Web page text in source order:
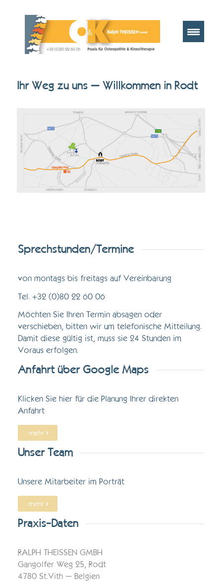
Ihr Weg zu uns – Willkommen in Rodt
Sprechstunden/Termine
von montags bis freitags auf Vereinbarung
Tel. +32 (0)80 22 60 06
Möchten Sie Ihren Termin absagen oder
verschieben, bitten wir um telefonische Mitteilung.
Damit diese gültig ist, muss sie 24 Stunden im
Voraus erfolgen.
Anfahrt über Google Maps
Klicken Sie hier für die Planung Ihrer direkten
Anfahrt
mehr
Unser Team
Unsere Mitarbeiter im Porträt
mehr
Praxis-Daten
RALPH THEISSEN GMBH
Gangolfer Weg 25, Rodt
4780 St.Vith – Belgien